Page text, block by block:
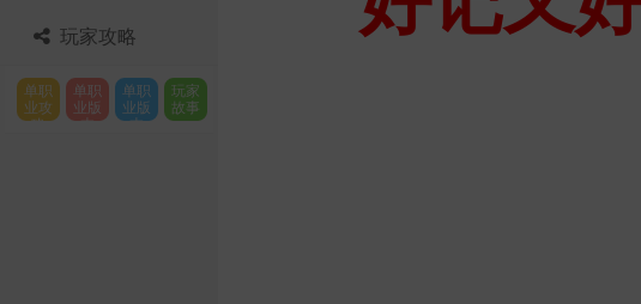
玩家攻略
单职
业攻
略
单职
业版
本
单职
业版
本
玩家
故事